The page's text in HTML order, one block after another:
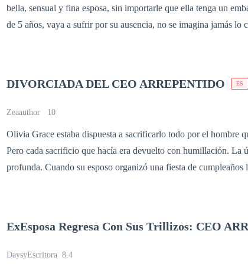
esta vez, el Alfa no solo tendrá que suplicar por su ayuda… También tendrá que demostrar que
merece tocar a la reina que perdió. Porque en el juego del poder, el deseo puede ser tan
bella, sensual y fina esposa, sin importarle que ella tenga un
de 5 años, vaya a sufrir por su ausencia, no se imagina jamás lo
familia y pedir perdón, más tarde todo se vuelve en su contra y
a remendar el desastre que provocó con sus acciones.
DIVORCIADA DEL CEO ARREPENTIDO ES
Zeaauthor 10
Olivia Grace estaba dispuesta a sacrificarlo todo por el hombre
Pero cada sacrificio que hacía era devuelto con humillación. La última herida fue la más
profunda. Cuando su esposo organizó una fiesta de cumpleaños lujosa en un club nocturno, no
su corazón se rompió en mil pedazos.
ExEsposa Regresa Con Sus Trillizos: CEO
DaysyEscritora 8.4